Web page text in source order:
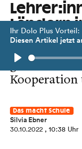
Ihr Dolo Plus Vorteil:
Diesen Artikel jetzt
Play
Ländern
Erasmus+
Kooperation
Das macht Schule
Silvia Ebner
30.10.2022 , 10:38 Uhr